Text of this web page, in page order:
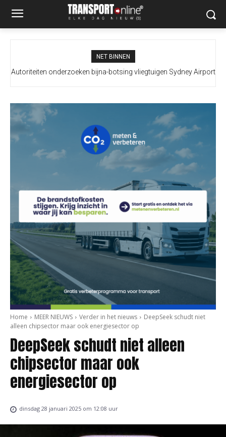
NET BINNEN
Autoriteiten onderzoeken bijna-botsing vliegtuigen Sydney Airport
Home MEER NIEUWS Verder in het nieuws
DeepSeek schudt niet
alleen chipsector maar ook energiesector op
DeepSeek schudt niet alleen
chipsector maar ook
energiesector op
dinsdag 28 januari 2025 om 12:08 uur